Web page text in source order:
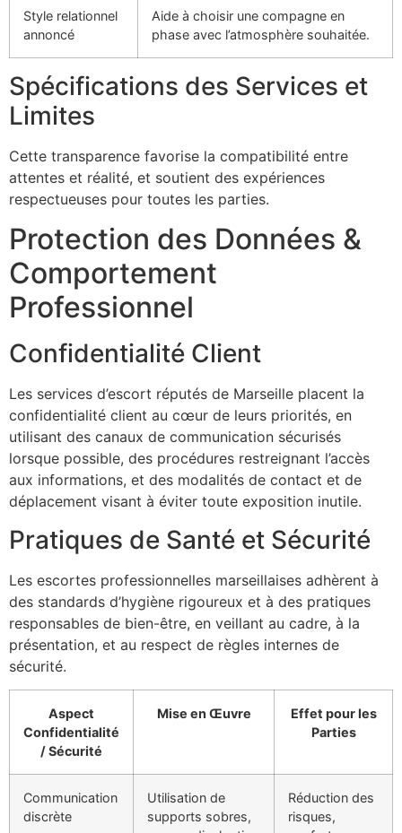
Style relationnel
annoncé
Aide à choisir une compagne en
phase avec l’atmosphère souhaitée.
Spécifications des Services et
Limites
Cette transparence favorise la compatibilité entre
attentes et réalité, et soutient des expériences
respectueuses pour toutes les parties.
Protection des Données &
Comportement
Professionnel
Confidentialité Client
Les services d’escort réputés de Marseille placent la
confidentialité client au cœur de leurs priorités, en
utilisant des canaux de communication sécurisés
lorsque possible, des procédures restreignant l’accès
aux informations, et des modalités de contact et de
déplacement visant à éviter toute exposition inutile.
Pratiques de Santé et Sécurité
Les escortes professionnelles marseillaises adhèrent à
des standards d’hygiène rigoureux et à des pratiques
responsables de bien-être, en veillant au cadre, à la
présentation, et au respect de règles internes de
sécurité.
Aspect
Confidentialité
/ Sécurité
Mise en Œuvre
Effet pour les
Parties
Communication
discrète
Utilisation de
supports sobres,
Réduction des
risques,